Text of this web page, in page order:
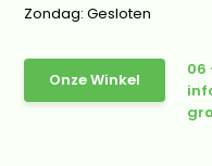
Zondag: Gesloten
Onze Winkel
06